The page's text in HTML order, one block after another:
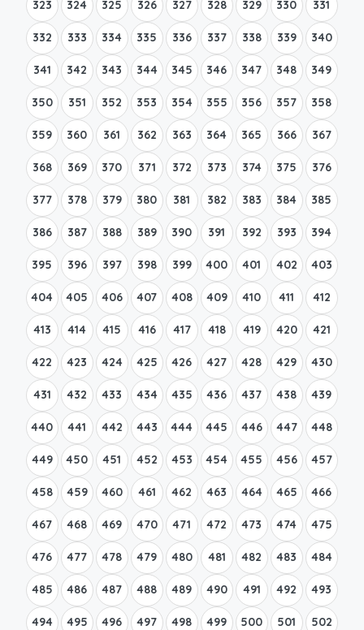
323 324 325 326 327 328 329 330 331
332 333 334 335 336 337 338 339 340
341 342 343 344 345 346 347 348 349
350 351 352 353 354 355 356 357 358
359 360 361 362 363 364 365 366 367
368 369 370 371 372 373 374 375 376
377 378 379 380 381 382 383 384 385
386 387 388 389 390 391 392 393 394
395 396 397 398 399 400 401 402 403
404 405 406 407 408 409 410 411 412
413 414 415 416 417 418 419 420 421
422 423 424 425 426 427 428 429 430
431 432 433 434 435 436 437 438 439
440 441 442 443 444 445 446 447 448
449 450 451 452 453 454 455 456 457
458 459 460 461 462 463 464 465 466
467 468 469 470 471 472 473 474 475
476 477 478 479 480 481 482 483 484
485 486 487 488 489 490 491 492 493
494 495 496 497 498 499 500 501 502